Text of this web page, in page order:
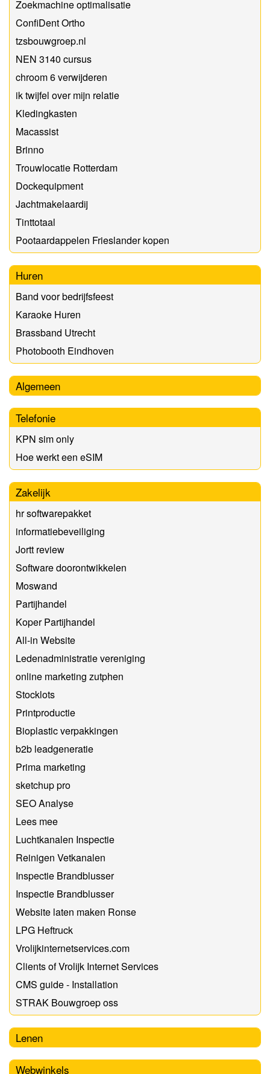
Zoekmachine optimalisatie
ConfiDent Ortho
tzsbouwgroep.nl
NEN 3140 cursus
chroom 6 verwijderen
ik twijfel over mijn relatie
Kledingkasten
Macassist
Brinno
Trouwlocatie Rotterdam
Dockequipment
Jachtmakelaardij
Tinttotaal
Pootaardappelen Frieslander kopen
Huren
Band voor bedrijfsfeest
Karaoke Huren
Brassband Utrecht
Photobooth Eindhoven
Algemeen
Telefonie
KPN sim only
Hoe werkt een eSIM
Zakelijk
hr softwarepakket
informatiebeveiliging
Jortt review
Software doorontwikkelen
Moswand
Partijhandel
Koper Partijhandel
All-in Website
Ledenadministratie vereniging
online marketing zutphen
Stocklots
Printproductie
Bioplastic verpakkingen
b2b leadgeneratie
Prima marketing
sketchup pro
SEO Analyse
Lees mee
Luchtkanalen Inspectie
Reinigen Vetkanalen
Inspectie Brandblusser
Inspectie Brandblusser
Website laten maken Ronse
LPG Heftruck
Vrolijkinternetservices.com
Clients of Vrolijk Internet Services
CMS guide - Installation
STRAK Bouwgroep oss
Lenen
Webwinkels